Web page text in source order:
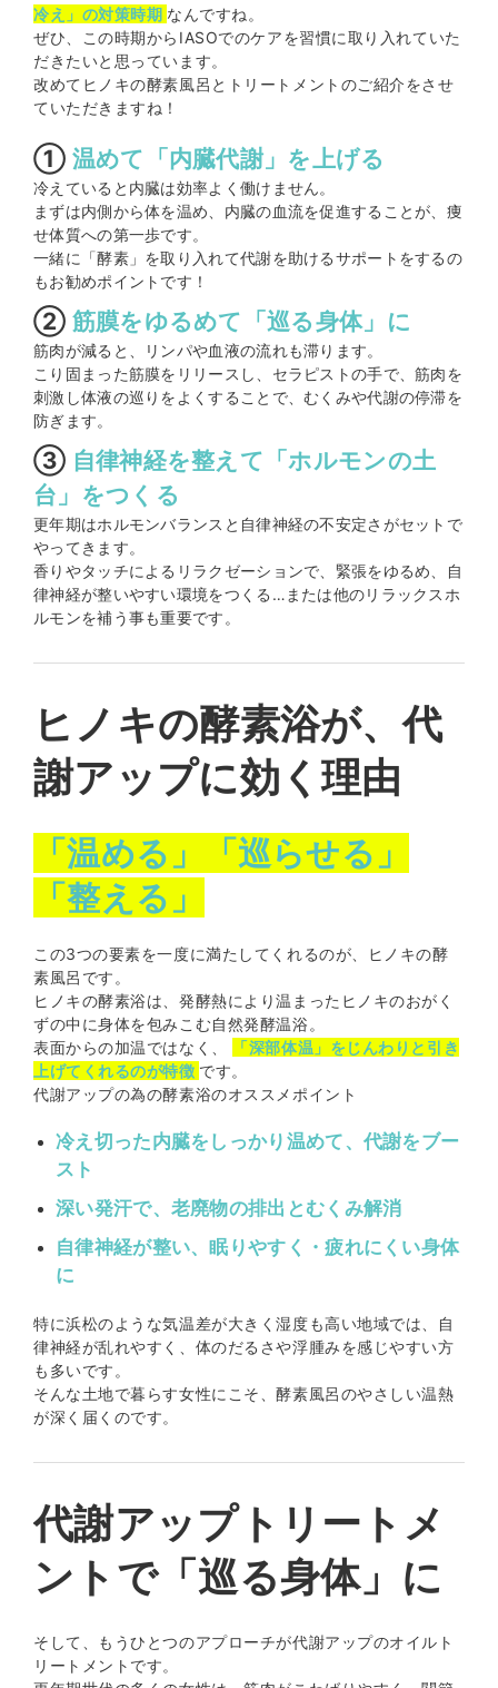
冷え」の対策時期 なんですね。
ぜひ、この時期からIASOでのケアを習慣に取り入れていた
だきたいと思っています。
改めてヒノキの酵素風呂とトリートメントのご紹介をさせ
ていただきますね！
① 温めて「内臓代謝」を上げる
冷えていると内臓は効率よく働けません。
まずは内側から体を温め、内臓の血流を促進することが、痩
せ体質への第一歩です。
一緒に「酵素」を取り入れて代謝を助けるサポートをするの
もお勧めポイントです！
② 筋膜をゆるめて「巡る身体」に
筋肉が減ると、リンパや血液の流れも滞ります。
こり固まった筋膜をリリースし、セラピストの手で、筋肉を
刺激し体液の巡りをよくすることで、むくみや代謝の停滞を
防ぎます。
③ 自律神経を整えて「ホルモンの土
台」をつくる
更年期はホルモンバランスと自律神経の不安定さがセットで
やってきます。
香りやタッチによるリラクゼーションで、緊張をゆるめ、自
律神経が整いやすい環境をつくる…または他のリラックスホ
ルモンを補う事も重要です。
ヒノキの酵素浴が、代
謝アップに効く理由
「温める」「巡らせる」
「整える」
この3つの要素を一度に満たしてくれるのが、ヒノキの酵
素風呂です。
ヒノキの酵素浴は、発酵熱により温まったヒノキのおがく
ずの中に身体を包みこむ自然発酵温浴。
表面からの加温ではなく、
「深部体温」をじんわりと引き
上げてくれるのが特徴 です。
代謝アップの為の酵素浴のオススメポイント
冷え切った内臓をしっかり温めて、代謝をブー
スト
深い発汗で、老廃物の排出とむくみ解消
自律神経が整い、眠りやすく・疲れにくい身体
に
特に浜松のような気温差が大きく湿度も高い地域では、自
律神経が乱れやすく、体のだるさや浮腫みを感じやすい方
も多いです。
そんな土地で暮らす女性にこそ、酵素風呂のやさしい温熱
が深く届くのです。
代謝アップトリートメ
ントで「巡る身体」に
そして、もうひとつのアプローチが代謝アップのオイルト
リートメントです。